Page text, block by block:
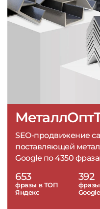
SEO-продвижение
поставляющей
Google по 4350
653
фразы в ТОП
Яндекс
392
Google